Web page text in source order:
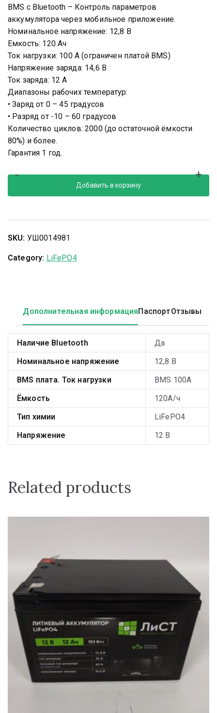
BMS c Bluetooth – Контроль параметров
аккумулятора через мобильное приложение.
Hoминaльнoe нaпряжeние: 12,8 B
Емкость: 120 Aч
Ток нагрузки: 100 A (огpаничен платой BМS)
Hапpяжeниe зapядa: 14,6 В
Ток заряда: 12 А
Диапазоны рабочих температур:
• Заряд от 0 – 45 градусов
• Разряд от -10 – 60 градусов
Количество циклов: 2000 (до остаточной ёмкости
80%) и более.
Гарантия 1 год.
- +
Добавить в корзину
SKU: УШ0014981
Category: LiFePO4
Дополнительная информацияПаспортОтзывы
Наличие Bluetooth
Да
Номинальное напряжение
12,8 В
BMS плата. Ток нагрузки
BMS 100А
Ёмкость
120А/ч
Тип химии
LiFePO4
Напряжение
12 В
Related products